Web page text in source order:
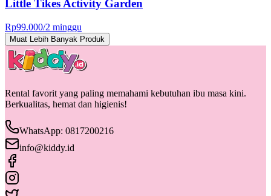
Little Tikes Activity Garden
Rp99.000/2 minggu
Muat Lebih Banyak Produk
Rental favorit yang paling memahami kebutuhan ibu masa kini.
Berkualitas, hemat dan higienis!
WhatsApp: 0817200216
info@kiddy.id